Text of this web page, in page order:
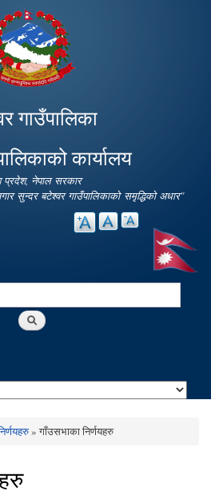
गाउँपालिका
कार्यालय
नेपाल सरकार
सुन्दर बटेश्वर गाउँपालिकाको समृद्धिको अधार"
» गाँउसभाका निर्णयहरु